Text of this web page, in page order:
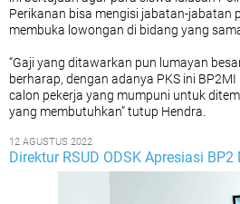
Perikanan bisa mengisi jabatan-jabatan
membuka lowongan di bidang yang
“Gaji yang ditawarkan pun lumayan
berharap, dengan adanya PKS ini
calon pekerja yang mumpuni untuk
yang membutuhkan” tutup Hendra.
12 AGUSTUS 2022
Direktur RSUD ODSK Apresiasi BP2